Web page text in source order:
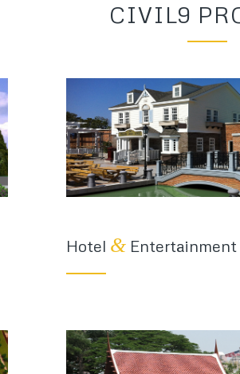
CIVIL9
Hotel &Entertainment